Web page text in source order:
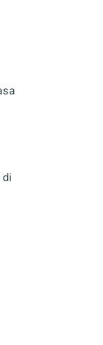
di